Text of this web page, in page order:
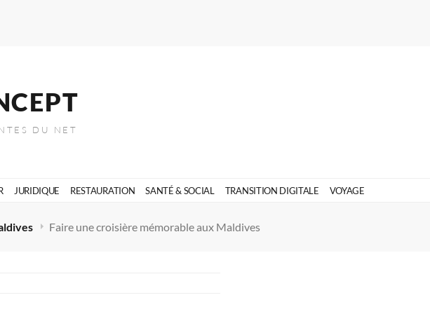
DU NET
JURIDIQUE RESTAURATION SANTÉ & SOCIAL TRANSITION DIGITALE VOYAGE
Faire une croisière mémorable aux Maldives